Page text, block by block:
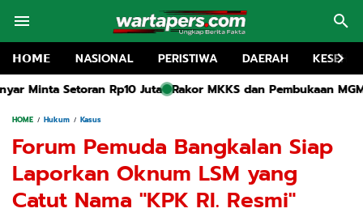
𝗛𝗢𝗠𝗘 NASIONAL PERISTIWA DAERAH
Rakor MKKS dan Pembukaan MGMP SMP Negeri Kediri
HOME Hukum Kasus
Forum Pemuda Bangkalan Siap
Laporkan Oknum LSM yang
Catut Nama "KPK RI. Resmi"